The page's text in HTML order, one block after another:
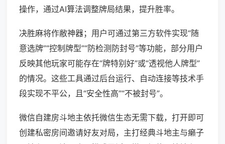
操作，通过AI算法调整牌局结果，提升胜率。
决胜麻将作敝神器；用户可通过第三方软件实现“随
意选牌”“控制牌型”“防检测防封号”等功能，部分用户
反映其他玩家可能存在“牌特别好”或“透视他人牌型”
的情况。这些工具通过后台运行、自动连接等技术手
段实现不平公，且“安全性高”“不被封号”。
微信自建房斗地主依托微信生态无需下载，打开即可
创建私密房间邀请好友对局，主打经典斗地主与癞子